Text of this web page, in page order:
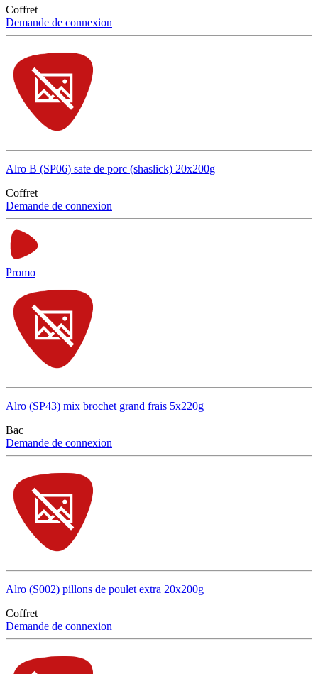
Coffret
Demande de connexion
Alro B (SP06) sate de porc (shaslick) 20x200g
Coffret
Demande de connexion
Promo
Alro (SP43) mix brochet grand frais 5x220g
Bac
Demande de connexion
Alro (S002) pillons de poulet extra 20x200g
Coffret
Demande de connexion